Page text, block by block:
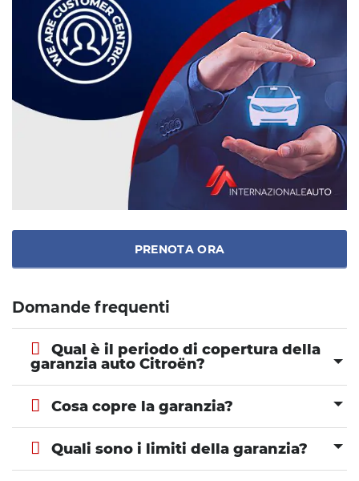
PRENOTA ORA
Domande frequenti
Qual è il periodo di copertura della
garanzia auto Citroën?
Cosa copre la garanzia?
Quali sono i limiti della garanzia?